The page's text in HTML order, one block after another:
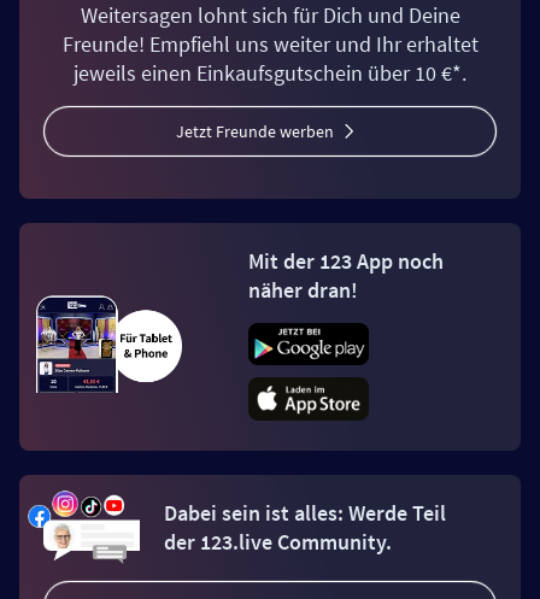
Weitersagen lohnt sich für Dich und Deine
Freunde! Empfiehl uns weiter und Ihr erhaltet
jeweils einen Einkaufsgutschein über 10 €*.
Jetzt Freunde werben
Mit der 123 App noch
näher dran!
Dabei sein ist alles: Werde Teil
der 123.live Community.